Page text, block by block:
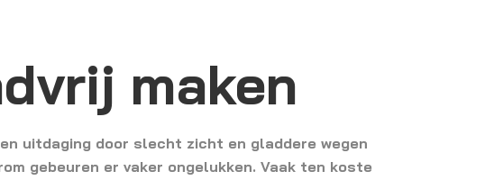
maken
uitdaging door slecht zicht en gladdere wegen
gebeuren er vaker ongelukken. Vaak ten koste